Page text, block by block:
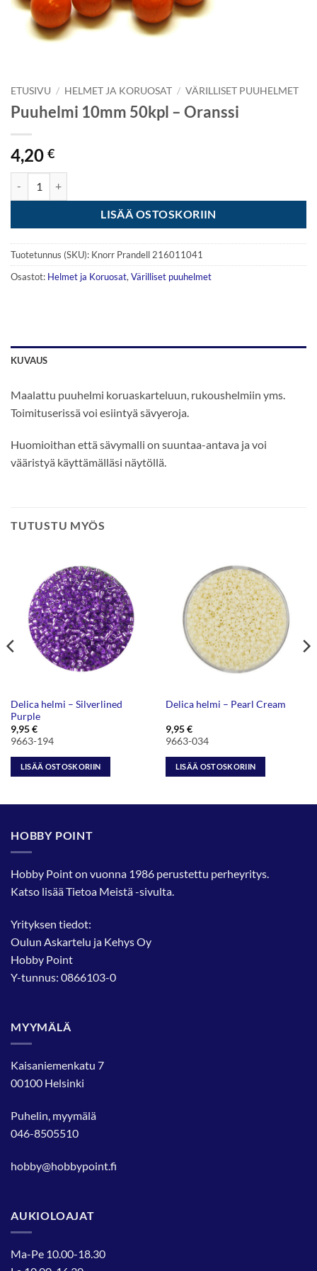
ETUSIVU / HELMET JA KORUOSAT / VÄRILLISET PUUHELMET
Puuhelmi 10mm 50kpl – Oranssi
4,20 €
LISÄÄ OSTOSKORIIN
Tuotetunnus (SKU): Knorr Prandell 216011041
Osastot: Helmet ja Koruosat, Värilliset puuhelmet
KUVAUS
Maalattu puuhelmi koruaskarteluun, rukoushelmiin yms.
Toimituserissä voi esiintyä sävyeroja.
Huomioithan että sävymalli on suuntaa-antava ja voi
vääristyä käyttämälläsi näytöllä.
TUTUSTU MYÖS
Delica helmi – Silverlined
Purple
9,95€
9663-194
LISÄÄ OSTOSKORIIN
Delica helmi – Pearl Cream
9,95€
9663-034
LISÄÄ OSTOSKORIIN
HOBBY POINT
Hobby Point on vuonna 1986 perustettu perheyritys.
Katso lisääTietoa Meistä-sivulta.
Yrityksen tiedot:
Oulun Askartelu ja Kehys Oy
Hobby Point
Y-tunnus: 0866103-0
MYYMÄLÄ
Kaisaniemenkatu 7
00100 Helsinki
Puhelin, myymälä
046-8505510
hobby@hobbypoint.fi
AUKIOLOAJAT
Ma-Pe 10.00-18.30